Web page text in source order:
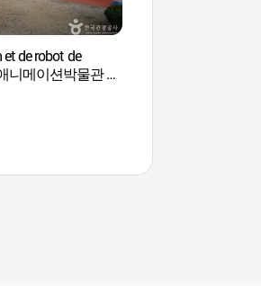
de robot de
니메이션박물관 &